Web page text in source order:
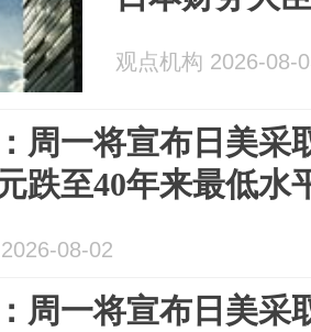
观点机构 2026-08-
周一将宣布日美采
跌至40年来最低水
08-02
周一将宣布日美采